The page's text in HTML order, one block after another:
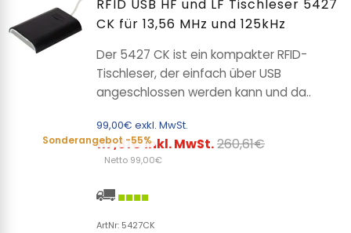
Sonderangebot -55%
RFID USB HF und LF Tischleser 5427
CK für 13,56 MHz und 125kHz
Der 5427 CK ist ein kompakter RFID-
Tischleser, der einfach über USB
angeschlossen werden kann und da..
99,00€ exkl. MwSt.
117,81€ inkl. MwSt.260,61€
Netto 99,00€
ArtNr: 5427CK